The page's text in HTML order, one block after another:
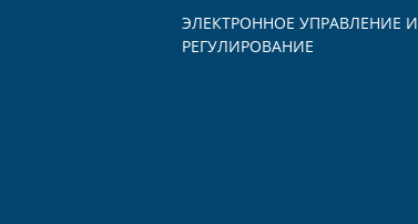
ЭЛЕКТРОННОЕ УПРАВЛЕНИЕ И
РЕГУЛИРОВАНИЕ